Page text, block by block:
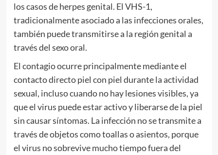
los casos de herpes genital. El VHS-1,
tradicionalmente asociado a las infecciones orales,
también puede transmitirse a la región genital a
través del sexo oral.
El contagio ocurre principalmente mediante el
contacto directo piel con piel durante la actividad
sexual, incluso cuando no hay lesiones visibles, ya
que el virus puede estar activo y liberarse de la piel
sin causar síntomas. La infección no se transmite a
través de objetos como toallas o asientos, porque
el virus no sobrevive mucho tiempo fuera del